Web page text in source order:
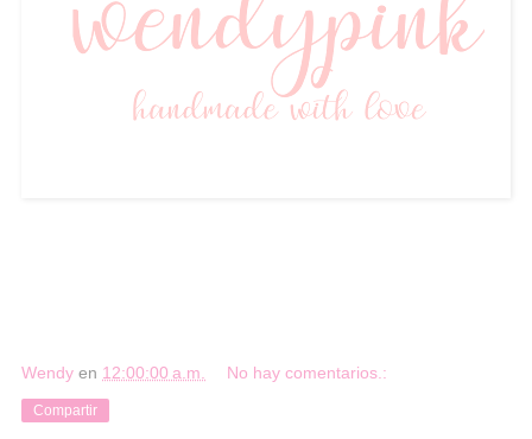
Wendy en 12:00:00 a.m. No hay comentarios.:
Compartir